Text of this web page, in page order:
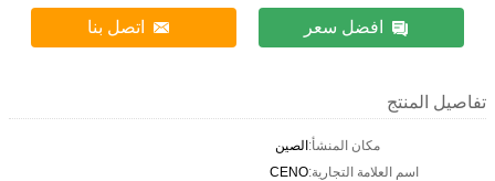
افضل سعر اتصل بنا
تفاصيل المنتج
مكان المنشأ:الصين
اسم العلامة التجارية:CENO